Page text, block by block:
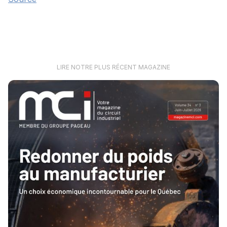
LIRE NOTRE PLUS RÉCENT MAGAZINE